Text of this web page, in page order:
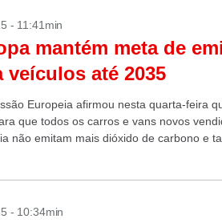
- 11:41min
mantém meta de
veículos até 2035
Europeia afirmou nesta quarta-feira
que todos os carros e vans novos
não emitam mais dióxido de carbono e
- 10:34min